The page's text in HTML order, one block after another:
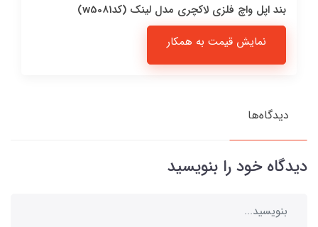
بند اپل واچ فلزی لاکچری مدل لینک (کدw5081)
نمایش قیمت به همکار
دیدگاه‌ها
دیدگاه خود را بنویسید